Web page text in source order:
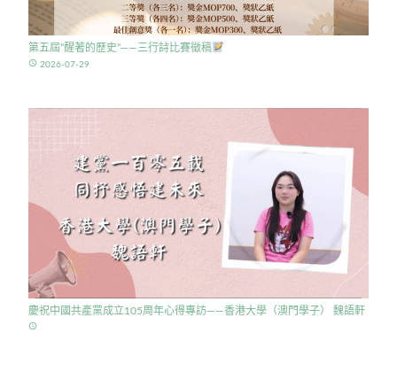
第五屆”醒著的歷史”——三行詩比賽徵稿
access_time 2026-07-29
慶祝中國共產黨成立105周年心得專訪——香港大學（澳門學子） 魏語軒
access_time